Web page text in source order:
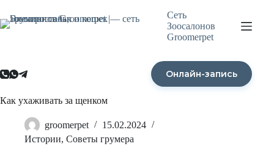
сути
Сеть
Зоосалонов
Groomerpet
Онлайн-запись
Как ухаживать за щенком
groomerpet
15.02.2024
Истории, Советы грумера